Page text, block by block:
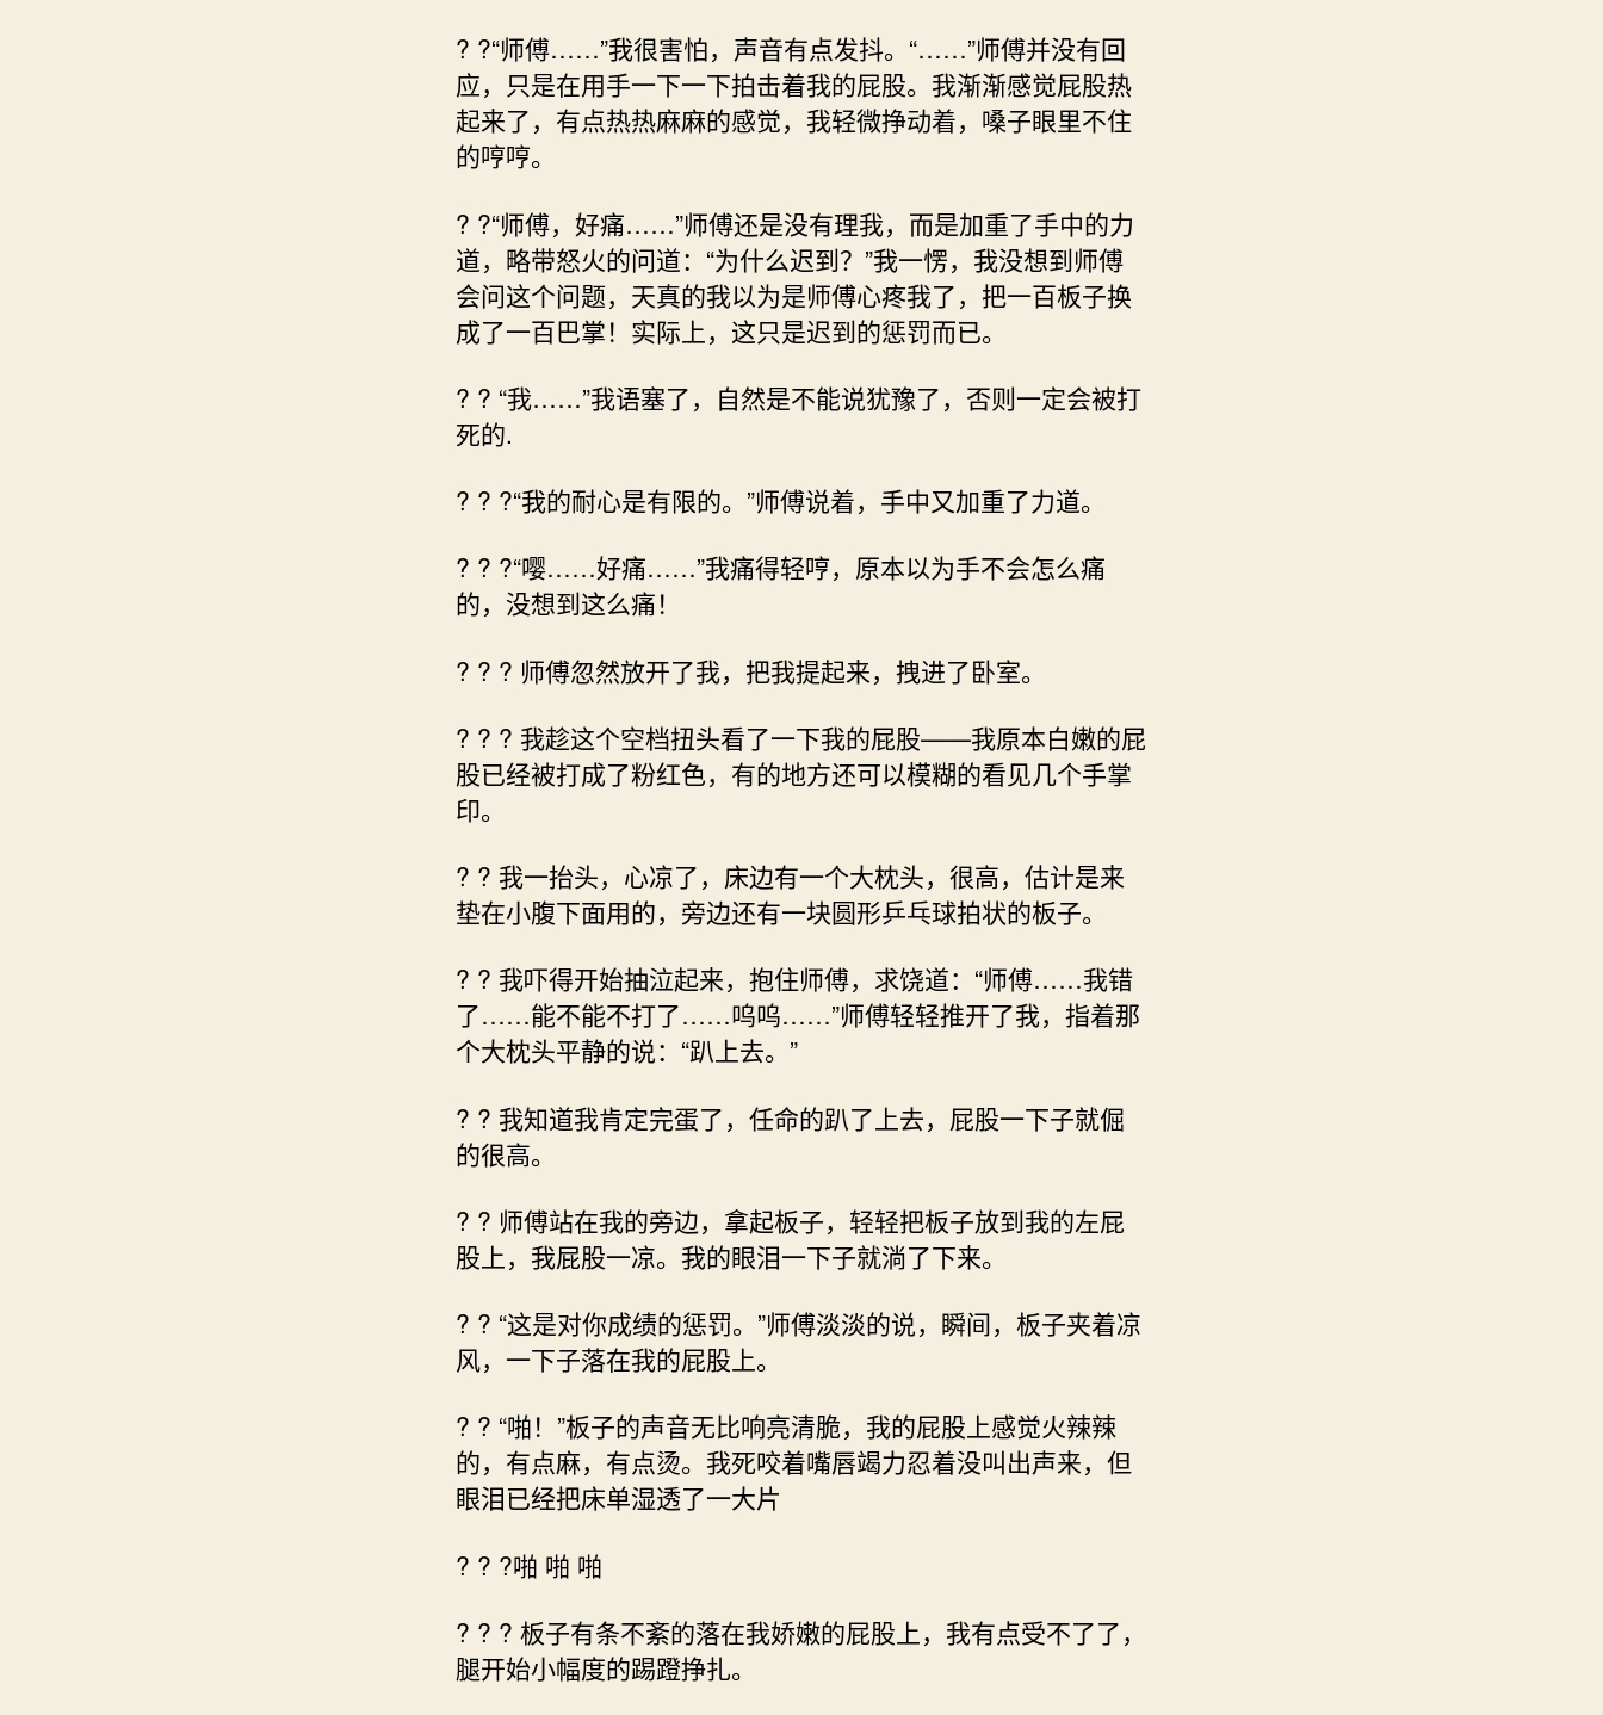
? ?“师傅……”我很害怕，声音有点发抖。“……”师傅并没有回
应，只是在用手一下一下拍击着我的屁股。我渐渐感觉屁股热
起来了，有点热热麻麻的感觉，我轻微挣动着，嗓子眼里不住
的哼哼。
? ?“师傅，好痛……”师傅还是没有理我，而是加重了手中的力
道，略带怒火的问道：“为什么迟到？”我一愣，我没想到师傅
会问这个问题，天真的我以为是师傅心疼我了，把一百板子换
成了一百巴掌！实际上，这只是迟到的惩罚而已。
? ? “我……”我语塞了，自然是不能说犹豫了，否则一定会被打
死的.
? ? ?“我的耐心是有限的。”师傅说着，手中又加重了力道。
? ? ?“嘤……好痛……”我痛得轻哼，原本以为手不会怎么痛
的，没想到这么痛！
? ? ? 师傅忽然放开了我，把我提起来，拽进了卧室。
? ? ? 我趁这个空档扭头看了一下我的屁股——我原本白嫩的屁
股已经被打成了粉红色，有的地方还可以模糊的看见几个手掌
印。
? ? 我一抬头，心凉了，床边有一个大枕头，很高，估计是来
垫在小腹下面用的，旁边还有一块圆形乒乓球拍状的板子。
? ? 我吓得开始抽泣起来，抱住师傅，求饶道：“师傅……我错
了……能不能不打了……呜呜……”师傅轻轻推开了我，指着那
个大枕头平静的说：“趴上去。”
? ? 我知道我肯定完蛋了，任命的趴了上去，屁股一下子就倔
的很高。
? ? 师傅站在我的旁边，拿起板子，轻轻把板子放到我的左屁
股上，我屁股一凉。我的眼泪一下子就淌了下来。
? ? “这是对你成绩的惩罚。”师傅淡淡的说，瞬间，板子夹着凉
风，一下子落在我的屁股上。
? ? “啪！”板子的声音无比响亮清脆，我的屁股上感觉火辣辣
的，有点麻，有点烫。我死咬着嘴唇竭力忍着没叫出声来，但
眼泪已经把床单湿透了一大片
? ? ?啪 啪 啪
? ? ? 板子有条不紊的落在我娇嫩的屁股上，我有点受不了了，
腿开始小幅度的踢蹬挣扎。